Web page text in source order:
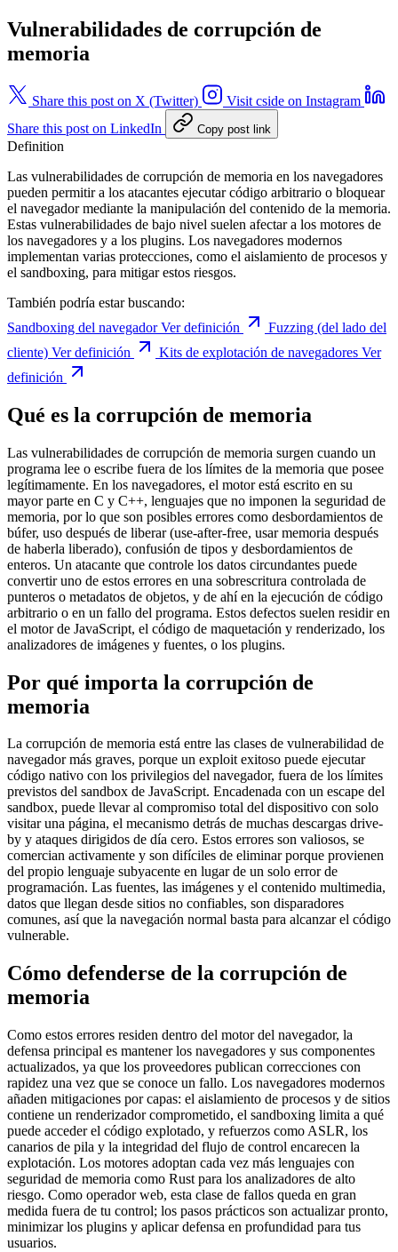
Vulnerabilidades de corrupción de
memoria
Share this post on X (Twitter)
Visit cside on Instagram
Share this post on LinkedIn
Copy post link
Definition
Las vulnerabilidades de corrupción de memoria en los navegadores
pueden permitir a los atacantes ejecutar código arbitrario o bloquear
el navegador mediante la manipulación del contenido de la memoria.
Estas vulnerabilidades de bajo nivel suelen afectar a los motores de
los navegadores y a los plugins. Los navegadores modernos
implementan varias protecciones, como el aislamiento de procesos y
el sandboxing, para mitigar estos riesgos.
También podría estar buscando:
Sandboxing del navegadorVer definición
Fuzzing (del lado del
cliente) Ver definición Kits de explotación de navegadores Ver
definición
Qué es la corrupción de memoria
Las vulnerabilidades de corrupción de memoria surgen cuando un
programa lee o escribe fuera de los límites de la memoria que posee
legítimamente. En los navegadores, el motor está escrito en su
mayor parte en C y C++, lenguajes que no imponen la seguridad de
memoria, por lo que son posibles errores como desbordamientos de
búfer, uso después de liberar (use-after-free, usar memoria después
de haberla liberado), confusión de tipos y desbordamientos de
enteros. Un atacante que controle los datos circundantes puede
convertir uno de estos errores en una sobrescritura controlada de
punteros o metadatos de objetos, y de ahí en la ejecución de código
arbitrario o en un fallo del programa. Estos defectos suelen residir en
el motor de JavaScript, el código de maquetación y renderizado, los
analizadores de imágenes y fuentes, o los plugins.
Por qué importa la corrupción de
memoria
La corrupción de memoria está entre las clases de vulnerabilidad de
navegador más graves, porque un exploit exitoso puede ejecutar
código nativo con los privilegios del navegador, fuera de los límites
previstos del sandbox de JavaScript. Encadenada con un escape del
sandbox, puede llevar al compromiso total del dispositivo con solo
visitar una página, el mecanismo detrás de muchas descargas drive-
by y ataques dirigidos de día cero. Estos errores son valiosos, se
comercian activamente y son difíciles de eliminar porque provienen
del propio lenguaje subyacente en lugar de un solo error de
programación. Las fuentes, las imágenes y el contenido multimedia,
datos que llegan desde sitios no confiables, son disparadores
comunes, así que la navegación normal basta para alcanzar el código
vulnerable.
Cómo defenderse de la corrupción de
memoria
Como estos errores residen dentro del motor del navegador, la
defensa principal es mantener los navegadores y sus componentes
actualizados, ya que los proveedores publican correcciones con
rapidez una vez que se conoce un fallo. Los navegadores modernos
añaden mitigaciones por capas: el aislamiento de procesos y de sitios
contiene un renderizador comprometido, el sandboxing limita a qué
puede acceder el código explotado, y refuerzos como ASLR, los
canarios de pila y la integridad del flujo de control encarecen la
explotación. Los motores adoptan cada vez más lenguajes con
seguridad de memoria como Rust para los analizadores de alto
riesgo. Como operador web, esta clase de fallos queda en gran
medida fuera de tu control; los pasos prácticos son actualizar pronto,
minimizar los plugins y aplicar defensa en profundidad para tus
usuarios.